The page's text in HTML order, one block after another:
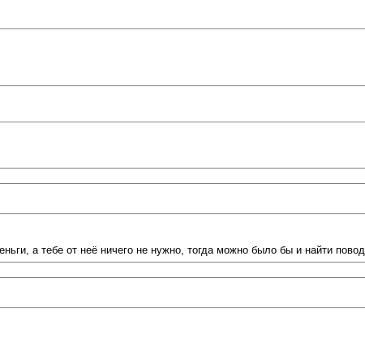
а тебе от неё ничего не нужно, тогда можно было бы и найти